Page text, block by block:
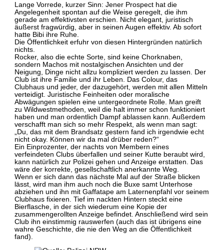
Lange Vorrede, kurzer Sinn: Jener Prospect hat die
Angelegenheit spontan auf die Weise geregelt, die ihm
gerade am effektivsten erschien. Nicht elegant, juristisch
äußerst fragwürdig, aber in seinen Augen effektiv. Ab sofort
hatte Bibi ihre Ruhe.
Die Öffentlichkeit erfuhr von diesen Hintergründen natürlich
nichts.
Rocker, also die echte Sorte, sind keine Chorknaben,
sondern Machos mit nostalgischen Ansichten und der
Neigung, Dinge nicht allzu kompliziert werden zu lassen. Der
Club ist ihre Familie und ihr Leben. Das Colour, das
Clubhaus und jeder, der dazugehört, werden mit allen Mitteln
verteidigt. Juristische Feinheiten oder moralische
Abwägungen spielen eine untergeordnete Rolle. Man greift
zu Wildwestmethoden, weil die halt immer schon funktioniert
haben und man ordentlich Dampf ablassen kann. Außerdem
verschafft man sich so mehr Respekt, als wenn man sagt:
„Du, das mit dem Brandsatz gestern fand ich irgendwie echt
nicht okay. Können wir da mal drüber reden?“
Ein Einprozenter, der nachts von Membern eines
verfeindeten Clubs überfallen und seiner Kutte beraubt wird,
kann natürlich zur Polizei gehen und Anzeige erstatten. Das
wäre der korrekte, gesellschaftlich anerkannte Weg.
Wenn er sich dann das nächste Mal auf der Straße blicken
lässt, wird man ihm auch noch die Buxe samt Unterhose
abziehen und ihn mit Gaffatape am Laternenpfahl vor seinem
Clubhaus fixieren. Tief im nackten Hintern steckt eine
Bierflasche, in der sich wiederum eine Kopie der
zusammengerollten Anzeige befindet. Anschließend wird sein
Club ihn einstimmig rauswerfen (auch das ist übrigens eine
wahre Geschichte, die nie den Weg an die Öffentlichkeit
fand).